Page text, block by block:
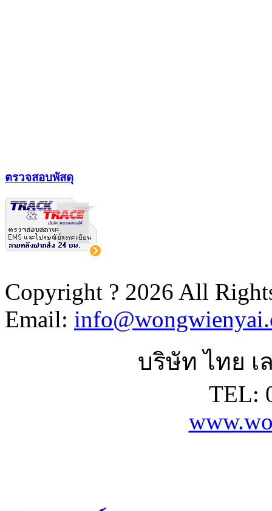
ตรวจสอบพัสดุ
Copyright ? 2026 All
Email:
บริษัท ไทย เ
TEL: